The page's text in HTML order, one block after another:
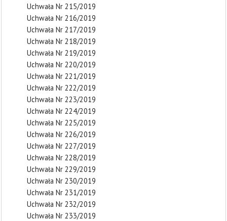
Uchwała Nr 215/2019
Uchwała Nr 216/2019
Uchwała Nr 217/2019
Uchwała Nr 218/2019
Uchwała Nr 219/2019
Uchwała Nr 220/2019
Uchwała Nr 221/2019
Uchwała Nr 222/2019
Uchwała Nr 223/2019
Uchwała Nr 224/2019
Uchwała Nr 225/2019
Uchwała Nr 226/2019
Uchwała Nr 227/2019
Uchwała Nr 228/2019
Uchwała Nr 229/2019
Uchwała Nr 230/2019
Uchwała Nr 231/2019
Uchwała Nr 232/2019
Uchwała Nr 233/2019